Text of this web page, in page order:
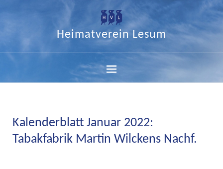
Heimatverein Lesum
Kalenderblatt Januar 2022:
Tabakfabrik Martin Wilckens Nachf.